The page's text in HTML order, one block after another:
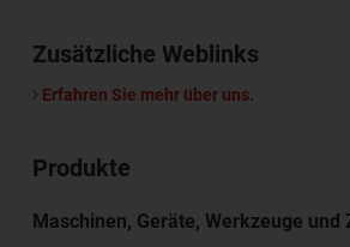
Zusätzliche Weblinks
Erfahren Sie mehr über uns.
Produkte
Maschinen, Geräte, Werkzeuge